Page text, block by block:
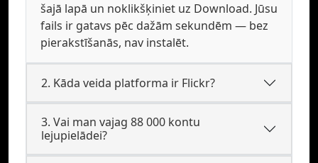
šajā lapā un noklikšķiniet uz Download. Jūsu
fails ir gatavs pēc dažām sekundēm — bez
pierakstīšanās, nav instalēt.
2. Kāda veida platforma ir Flickr?
3. Vai man vajag 88 000 kontu
lejupielādei?